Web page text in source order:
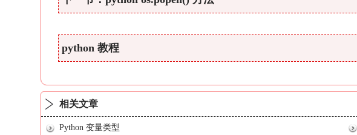
python 教程
相关文章
Python 变量类型